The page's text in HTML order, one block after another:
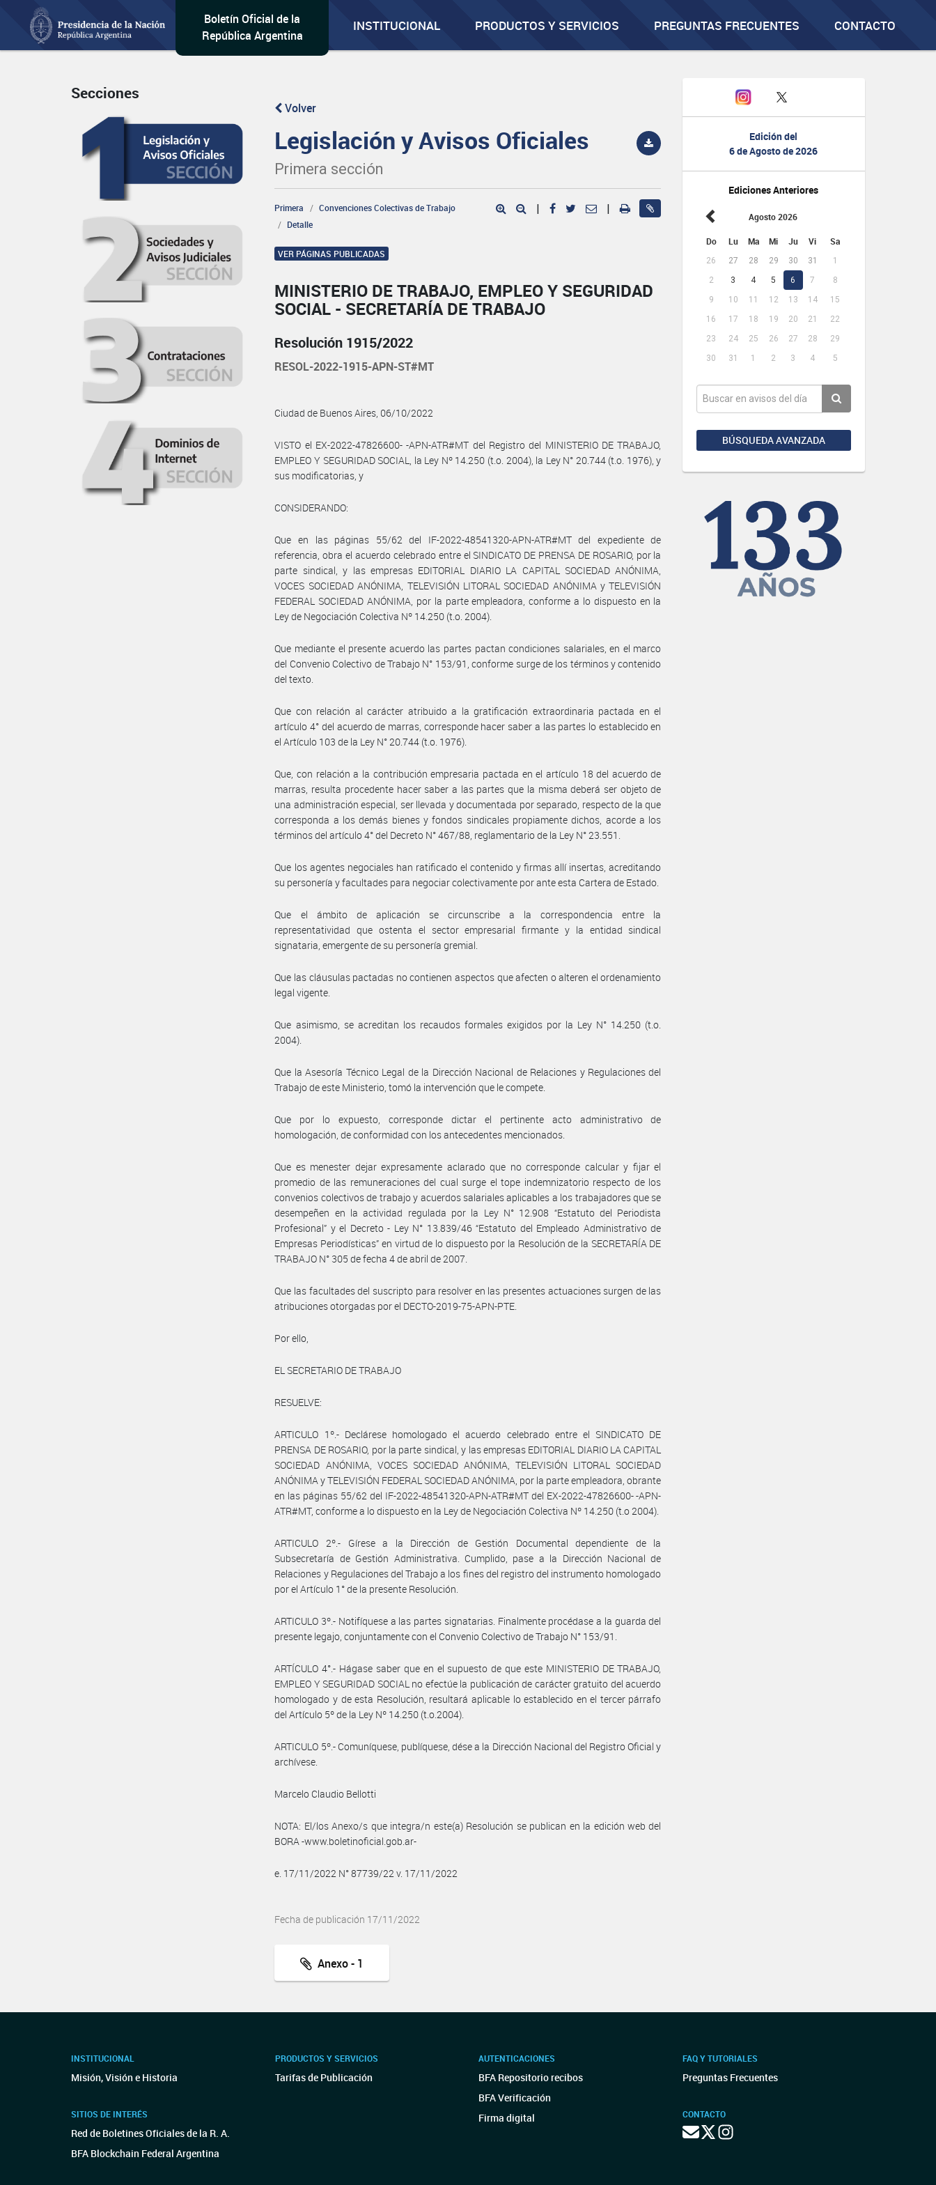
Boletín Oficial de la
República Argentina
INSTITUCIONAL PRODUCTOS Y SERVICIOS PREGUNTAS FRECUENTES CONTACTO
Edición del
6 de Agosto de 2026
Ediciones Anteriores
Agosto 2026
Do Lu Ma Mi Ju Vi Sa
26 27 28 29 30 31
1
2
3 4 5 6 7
8
9
10 11 12 13 14
15
16
17 18 19 20 21
22
23
24 25 26 27 28
29
30
31 1 2 3 4 5
BÚSQUEDA AVANZADA
Secciones
Volver
Legislación y Avisos Oficiales
Primera sección
Primera
Convenciones Colectivas de Trabajo
Detalle
| |
VER PÁGINAS PUBLICADAS
MINISTERIO DE TRABAJO, EMPLEO Y SEGURIDAD
SOCIAL - SECRETARÍA DE TRABAJO
Resolución 1915/2022
RESOL-2022-1915-APN-ST#MT
Ciudad de Buenos Aires, 06/10/2022
VISTO el EX-2022-47826600- -APN-ATR#MT del Registro del MINISTERIO DE TRABAJO,
EMPLEO Y SEGURIDAD SOCIAL, la Ley Nº 14.250 (t.o. 2004), la Ley N° 20.744 (t.o. 1976), y
sus modificatorias, y
CONSIDERANDO:
Que en las páginas 55/62 del IF-2022-48541320-APN-ATR#MT del expediente de
referencia, obra el acuerdo celebrado entre el SINDICATO DE PRENSA DE ROSARIO, por la
parte sindical, y las empresas EDITORIAL DIARIO LA CAPITAL SOCIEDAD ANÓNIMA,
VOCES SOCIEDAD ANÓNIMA, TELEVISIÓN LITORAL SOCIEDAD ANÓNIMA y TELEVISIÓN
FEDERAL SOCIEDAD ANÓNIMA, por la parte empleadora, conforme a lo dispuesto en la
Ley de Negociación Colectiva Nº 14.250 (t.o. 2004).
Que mediante el presente acuerdo las partes pactan condiciones salariales, en el marco
del Convenio Colectivo de Trabajo N° 153/91, conforme surge de los términos y contenido
del texto.
Que con relación al carácter atribuido a la gratificación extraordinaria pactada en el
artículo 4° del acuerdo de marras, corresponde hacer saber a las partes lo establecido en
el Artículo 103 de la Ley N° 20.744 (t.o. 1976).
Que, con relación a la contribución empresaria pactada en el artículo 18 del acuerdo de
marras, resulta procedente hacer saber a las partes que la misma deberá ser objeto de
una administración especial, ser llevada y documentada por separado, respecto de la que
corresponda a los demás bienes y fondos sindicales propiamente dichos, acorde a los
términos del artículo 4° del Decreto N° 467/88, reglamentario de la Ley N° 23.551.
Que los agentes negociales han ratificado el contenido y firmas allí insertas, acreditando
su personería y facultades para negociar colectivamente por ante esta Cartera de Estado.
Que el ámbito de aplicación se circunscribe a la correspondencia entre la
representatividad que ostenta el sector empresarial firmante y la entidad sindical
signataria, emergente de su personería gremial.
Que las cláusulas pactadas no contienen aspectos que afecten o alteren el ordenamiento
legal vigente.
Que asimismo, se acreditan los recaudos formales exigidos por la Ley N° 14.250 (t.o.
2004).
Que la Asesoría Técnico Legal de la Dirección Nacional de Relaciones y Regulaciones del
Trabajo de este Ministerio, tomó la intervención que le compete.
Que por lo expuesto, corresponde dictar el pertinente acto administrativo de
homologación, de conformidad con los antecedentes mencionados.
Que es menester dejar expresamente aclarado que no corresponde calcular y fijar el
promedio de las remuneraciones del cual surge el tope indemnizatorio respecto de los
convenios colectivos de trabajo y acuerdos salariales aplicables a los trabajadores que se
desempeñen en la actividad regulada por la Ley N° 12.908 “Estatuto del Periodista
Profesional” y el Decreto - Ley N° 13.839/46 “Estatuto del Empleado Administrativo de
Empresas Periodísticas” en virtud de lo dispuesto por la Resolución de la SECRETARÍA DE
TRABAJO N° 305 de fecha 4 de abril de 2007.
Que las facultades del suscripto para resolver en las presentes actuaciones surgen de las
atribuciones otorgadas por el DECTO-2019-75-APN-PTE.
Por ello,
EL SECRETARIO DE TRABAJO
RESUELVE:
ARTICULO 1º.- Declárese homologado el acuerdo celebrado entre el SINDICATO DE
PRENSA DE ROSARIO, por la parte sindical, y las empresas EDITORIAL DIARIO LA CAPITAL
SOCIEDAD ANÓNIMA, VOCES SOCIEDAD ANÓNIMA, TELEVISIÓN LITORAL SOCIEDAD
ANÓNIMA y TELEVISIÓN FEDERAL SOCIEDAD ANÓNIMA, por la parte empleadora, obrante
en las páginas 55/62 del IF-2022-48541320-APN-ATR#MT del EX-2022-47826600- -APN-
ATR#MT, conforme a lo dispuesto en la Ley de Negociación Colectiva Nº 14.250 (t.o 2004).
ARTICULO 2º.- Gírese a la Dirección de Gestión Documental dependiente de la
Subsecretaría de Gestión Administrativa. Cumplido, pase a la Dirección Nacional de
Relaciones y Regulaciones del Trabajo a los fines del registro del instrumento homologado
por el Artículo 1° de la presente Resolución.
ARTICULO 3º.- Notifíquese a las partes signatarias. Finalmente procédase a la guarda del
presente legajo, conjuntamente con el Convenio Colectivo de Trabajo N° 153/91.
ARTÍCULO 4°.- Hágase saber que en el supuesto de que este MINISTERIO DE TRABAJO,
EMPLEO Y SEGURIDAD SOCIAL no efectúe la publicación de carácter gratuito del acuerdo
homologado y de esta Resolución, resultará aplicable lo establecido en el tercer párrafo
del Artículo 5º de la Ley Nº 14.250 (t.o.2004).
ARTICULO 5º.- Comuníquese, publíquese, dése a la Dirección Nacional del Registro Oficial y
archívese.
Marcelo Claudio Bellotti
NOTA: El/los Anexo/s que integra/n este(a) Resolución se publican en la edición web del
BORA -www.boletinoficial.gob.ar-
e. 17/11/2022 N° 87739/22 v. 17/11/2022
Fecha de publicación 17/11/2022
Anexo - 1
INSTITUCIONAL
Misión, Visión e Historia
SITIOS DE INTERÉS
Red de Boletines Oficiales de la R. A.
BFA Blockchain Federal Argentina
PRODUCTOS Y SERVICIOS
Tarifas de Publicación
AUTENTICACIONES
BFA Repositorio recibos
BFA Verificación
Firma digital
FAQ Y TUTORIALES
Preguntas Frecuentes
CONTACTO